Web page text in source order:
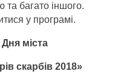
та багато іншого.
у програмі.
міста
скарбів 2018»